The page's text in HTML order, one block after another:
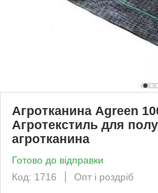
Агротканина Agreen
Агротекстиль для
агротканина
Готово до відправки
Код: 1716
Опт і роздріб